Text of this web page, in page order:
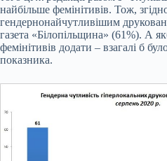
найбільше фемінітивів. Тож,
гендернонайчутливішим
газета «Білопільщина» (61%). А
фемінітивів додати – взагалі б
показника.